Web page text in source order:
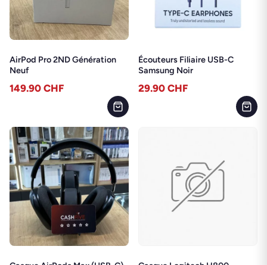
AirPod Pro 2ND Génération
Neuf
149.90 CHF
Écouteurs Filiaire USB-C
Samsung Noir
29.90 CHF